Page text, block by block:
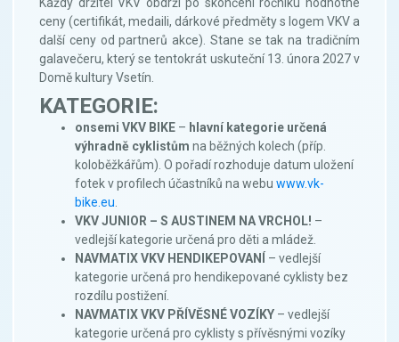
Každý držitel VKV obdrží po skončení ročníku hodnotné
ceny (certifikát, medaili, dárkové předměty s logem VKV a
další ceny od partnerů akce). Stane se tak na tradičním
galavečeru, který se tentokrát uskuteční 13. února 2027 v
Domě kultury Vsetín.
KATEGORIE:
onsemi VKV BIKE – hlavní kategorie určená
výhradně cyklistům na běžných kolech (příp.
koloběžkářům). O pořadí rozhoduje datum uložení
fotek v profilech účastníků na webu www.vk-
bike.eu.
VKV JUNIOR – S AUSTINEM NA VRCHOL! –
vedlejší kategorie určená pro děti a mládež.
NAVMATIX VKV HENDIKEPOVANÍ
– vedlejší
kategorie určená pro hendikepované cyklisty bez
rozdílu postižení.
NAVMATIX VKV PŘÍVĚSNÉ VOZÍKY – vedlejší
kategorie určená pro cyklisty s přívěsnými vozíky